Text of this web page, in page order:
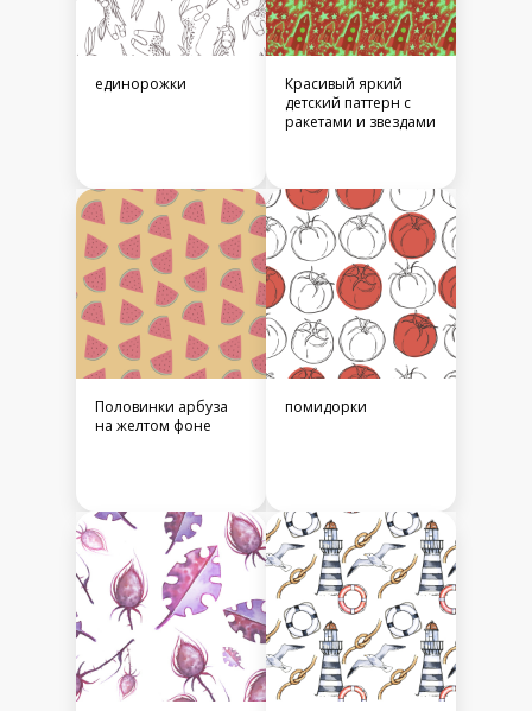
единорожки
Красивый яркий
детский паттерн с
ракетами и звездами
Половинки арбуза
на желтом фоне
помидорки